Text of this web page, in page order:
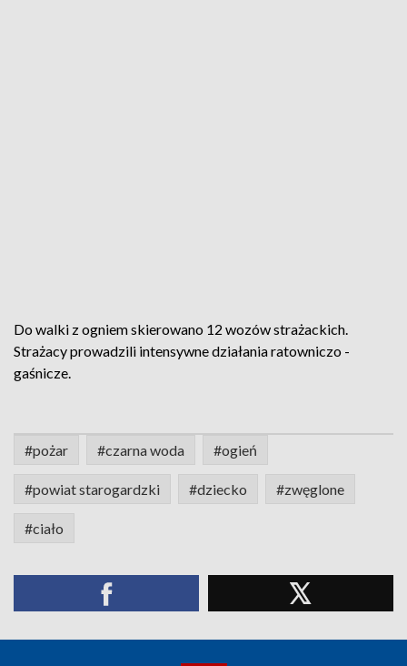
Do walki z ogniem skierowano 12 wozów strażackich.
Strażacy prowadzili intensywne działania ratowniczo -
gaśnicze.
#pożar #czarna woda #ogień
#powiat starogardzki #dziecko #zwęglone
#ciało